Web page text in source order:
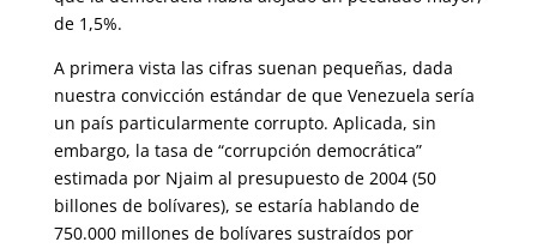
de 1,5%.
A primera vista las cifras suenan pequeñas, dada
nuestra convicción es­tándar de que Venezuela sería
un país particularmente corrupto. Apli­cada, sin
embargo, la tasa de “corrupción democrática”
estimada por Njaim al presupuesto de 2004 (50
billones de bolívares), se estaría hablando de
750.000 millones de bolívares sustraídos por